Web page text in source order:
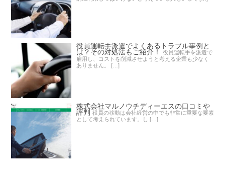
役員運転手派遣でよくあるトラブル事例と
は？その対処法もご紹介！
役員運転手を派遣で
雇用し、コストを削減させようと考える企業も少なく
ありません。 […]
株式会社マルノウチディーエスの口コミや
評判 役員の移動は会社経営の中でも非常に重要な要素
として考えられています。し […]